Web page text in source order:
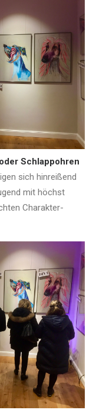
Schlappohren
sich hinreißend
mit höchst
Charakter-